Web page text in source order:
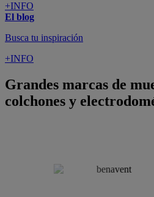
+INFO
El blog
Busca tu inspiración
+INFO
Grandes marcas de
colchones y